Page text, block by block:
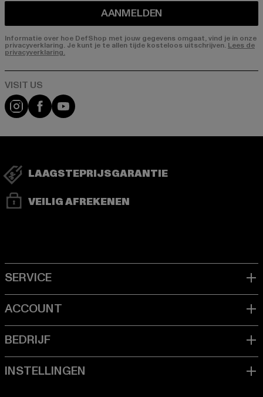
AANMELDEN
Informatie over hoe DefShop met jouw gegevens omgaat, vind je in onze
privacyverklaring. Je kunt je te allen tijde kosteloos uitschrijven. Lees de
privacyverklaring.
Visit our Instagram page:
Visit our Facebook page:
Visit our YouTube channel:
LAAGSTEPRIJSGARANTIE
VEILIG AFREKENEN